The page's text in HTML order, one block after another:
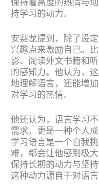
保持着高度的热情与
持学习的动力。
安赛龙提到，除了设
兴趣点来激励自己。
影、阅读外文书籍和
的感知力。他认为，
地理解语言，还能增
对学习的热情。
他还认为，语言学习
需求，更是一种个人
学习语言是一个自我
难，都会让他感到极
保持长期的动力与坚
这种动力源自于对语